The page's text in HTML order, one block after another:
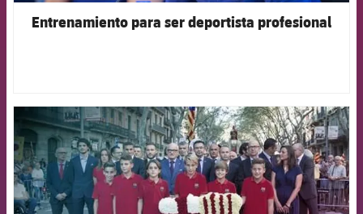
Entrenamiento para ser deportista profesional
FCB Barcelona badge